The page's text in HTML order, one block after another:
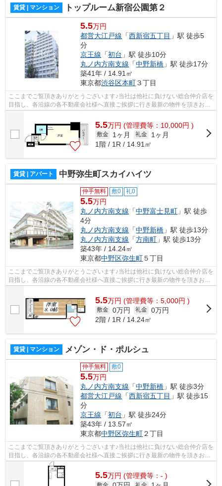
賃貸 | マンション トップルーム新宿公園第２
5.5万円
都営大江戸線 「西新宿五丁目 」駅 徒歩5
分
京王線 「初台 」駅 徒歩10分
丸ノ内方南支線 「中野新橋 」駅 徒歩17分
築41年 / 14.91㎡
東京都渋谷区本町３丁目
ここまでご覧頂きありがとうございます♪当社は他社に負けない総合仲介店を
目指し、各沿線の各不動産会社様へ直接ご挨拶に行き最新の物件を頂きお客
5.5万円 (管理費等：10,000円 )
敷金 1ヶ月 礼金
1ヶ月
1階 / 1R / 14.91㎡
賃貸 | アパート 中野弥生町スカイハイツ
仲手無料 敷0 礼0
5.5万円
丸ノ内方南支線 「中野富士見町 」駅 徒歩
4分
丸ノ内方南支線 「中野新橋 」駅 徒歩13分
丸ノ内方南支線 「方南町 」駅 徒歩13分
築43年 / 14.24㎡
東京都中野区弥生町５丁目
ここまでご覧頂きありがとうございます♪当社は他社に負けない総合仲介店を
目指し、各沿線の各不動産会社様へ直接ご挨拶に行き最新の物件を頂きお客
5.5万円 (管理費等：5,000円 )
敷金 0万円 礼金 0万円
2階 / 1R / 14.24㎡
賃貸 | マンション メゾン・ド・ポルシュ
仲手無料 敷0
5.5万円
丸ノ内方南支線 「中野新橋 」駅 徒歩3分
都営大江戸線 「西新宿五丁目 」駅 徒歩15
分
京王線 「初台 」駅 徒歩24分
築43年 / 13.57㎡
東京都中野区弥生町２丁目
ここまでご覧頂きありがとうございます♪当社は他社に負けない総合仲介店を
目指し、各沿線の各不動産会社様へ直接ご挨拶に行き最新の物件を頂きお客
様へ提供しております！最新の情報は...
5.5万円 (管理費等：- )